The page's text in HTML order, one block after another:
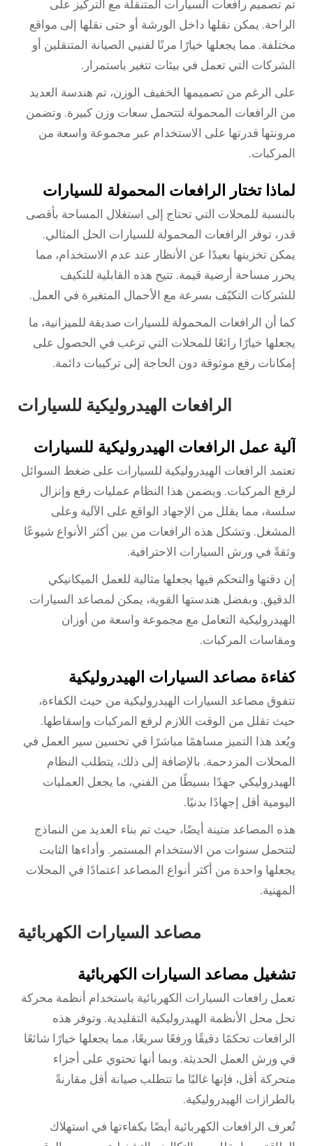
تم تصميم رافعات السيارات المتنقلة مع التركيز على
الراحة. يمكن نقلها داخل الورشة أو حتى نقلها إلى مواقع
مختلفة. مما يجعلها خيارًا مرنًا لفنيي الصيانة المتنقلين أو
الشركات التي تعمل في بيئات تتغير باستمرار.
على الرغم من تصميمها الخفيف الوزن، تم هندسة العديد
من الرافعات المحمولة لتتحمل سعات وزن كبيرة. وتضمن
مرونتها قدرتها على الاستخدام عبر مجموعة واسعة من
المركبات.
لماذا تختار الرافعات المحمولة للسيارات
بالنسبة للمحلات التي تحتاج إلى استغلال المساحة بأقصى
قدر، توفر الرافعات المحمولة للسيارات الحل المثالي.
يمكن تخزينها بعيدًا عن الأنظار عند عدم الاستخدام، مما
يحرر مساحة أرضية قيمة. تتيح هذه القابلية للتكيف
للشركات التكيّف بسرعة مع الأحمال المتغيرة في العمل.
كما أن الرافعات المحمولة للسيارات صديقة للميزانية، ما
يجعلها خيارًا رائعًا للمحلات التي ترغب في الحصول على
إمكانات رفع موثوقة دون الحاجة إلى تركيبات دائمة.
الرافعات الهيدروليكية للسيارات
آلية عمل الرافعات الهيدروليكية للسيارات
تعتمد الرافعات الهيدروليكية للسيارات على ضغط السوائل
لرفع المركبات. ويضمن هذا النظام عمليات رفع وإنزال
سلسة، مما يقلل من الإجهاد الواقع على الآلية وعلى
المشغل. وتشكل هذه الرافعات من بين أكثر الأنواع شيوعًا
وثقةً في ورش السيارات الاحترافية.
إن دقتها والتحكم فيها يجعلها مثالية للعمل الميكانيكي
الدقيق. وبفضل هندستها القوية، يمكن لمصاعد السيارات
الهيدروليكية التعامل مع مجموعة واسعة من أوزان
ومقاسات المركبات.
كفاءة مصاعد السيارات الهيدروليكية
تتفوق مصاعد السيارات الهيدروليكية من حيث الكفاءة،
حيث تقلل من الوقت اللازم لرفع المركبات وإسقاطها.
ويُعد هذا التميز مساهمًا مباشرًا في تحسين سير العمل في
المحلات المزدحمة. بالإضافة إلى ذلك، يتطلب النظام
الهيدروليكي جهدًا بسيطًا من الفني، ما يجعل العمليات
اليومية أقل إجهادًا بدنيًا.
هذه المصاعد متينة أيضًا، حيث تم بناء العديد من النماذج
لتتحمل سنوات من الاستخدام المستمر. وأداءها الثابت
يجعلها واحدة من أكثر أنواع المصاعد اعتمادًا في المحلات
المهنية.
مصاعد السيارات الكهربائية
تشغيل مصاعد السيارات الكهربائية
تعمل رافعات السيارات الكهربائية باستخدام أنظمة محركة
تحل محل الأنظمة الهيدروليكية التقليدية. وتوفر هذه
الرافعات تحكمًا دقيقًا ورفعًا سريعًا، مما يجعلها خيارًا شائعًا
في ورش العمل الحديثة. وبما أنها تحتوي على أجزاء
متحركة أقل، فإنها غالبًا ما تتطلب صيانة أقل مقارنةً
بالطرازات الهيدروليكية.
تُعرف الرافعات الكهربائية أيضًا بكفاءتها في استهلاك